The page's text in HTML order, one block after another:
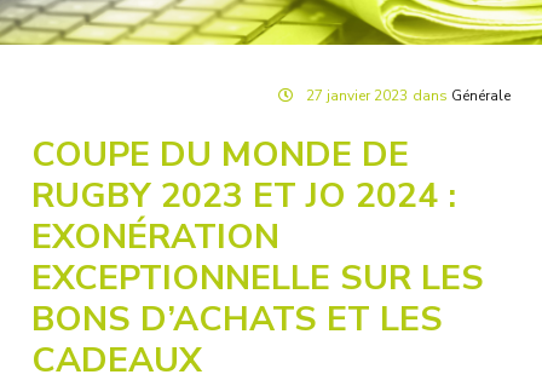
27 janvier 2023 dans Générale
COUPE DU MONDE DE
RUGBY 2023 ET JO 2024 :
EXONÉRATION
EXCEPTIONNELLE SUR LES
BONS D’ACHATS ET LES
CADEAUX